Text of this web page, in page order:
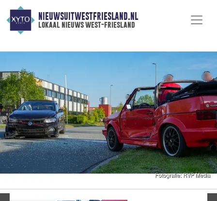
NIEUWSUITWESTFRIESLAND.NL
lokaal nieuws west-friesland